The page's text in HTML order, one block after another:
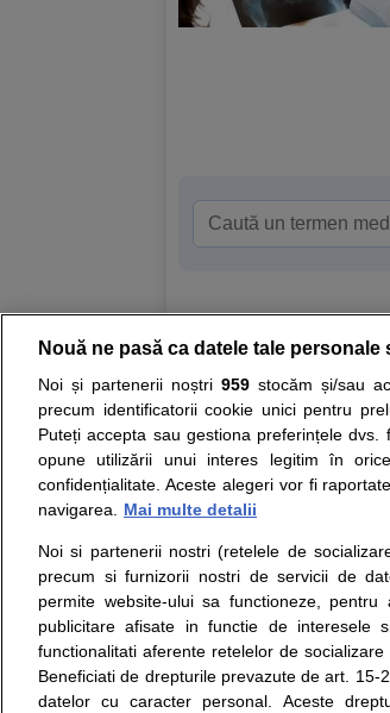
Resurse: Autoevaluare
Opiniile avizate ale
nici diagnosticul stabilit in
ii punem la dispozitie
Despre noi
Contact
Intrebari frecvente
Consultanti
medicali
Nouă ne pasă ca datele tale
Noi și partenerii noștri 959stocăm și/sau
precum identificatorii cookie unici pentru
Puteți accepta sau gestiona preferințele
opune utilizării unui interes legitim în
confidențialitate. Aceste alegeri vor fi
navigarea.
Mai multe detalii
Noi si partenerii nostri (retelele de
precum si furnizorii nostri de servicii de
permite website-ului sa functioneze,
publicitare afisate in functie de interesele
functionalitati aferente retelelor de
Beneficiati de drepturile prevazute de art.
datelor cu caracter personal. Aceste